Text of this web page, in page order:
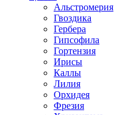
Альстромерия
Гвоздика
Гербера
Гипсофила
Гортензия
Ирисы
Каллы
Лилия
Орхидея
Фрезия